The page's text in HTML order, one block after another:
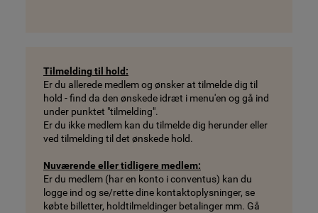
Tilmelding til hold:
Er du allerede medlem og ønsker at tilmelde dig til
hold - find da den ønskede idræt i menu'en og gå ind
under punktet "tilmelding".
Er du ikke medlem kan du tilmelde dig herunder eller
ved tilmelding til det ønskede hold.
Nuværende eller tidligere medlem:
Er du medlem (har en konto i conventus) kan du
logge ind og se/rette dine kontaktoplysninger, se
købte billetter, holdtilmeldinger betalinger mm. Gå